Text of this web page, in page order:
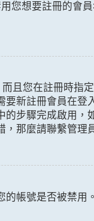
您想要註冊的會
且您在註冊時指
新註冊會員在登
步驟完成啟用，
那麼請聯繫管理
帳號是否被禁用